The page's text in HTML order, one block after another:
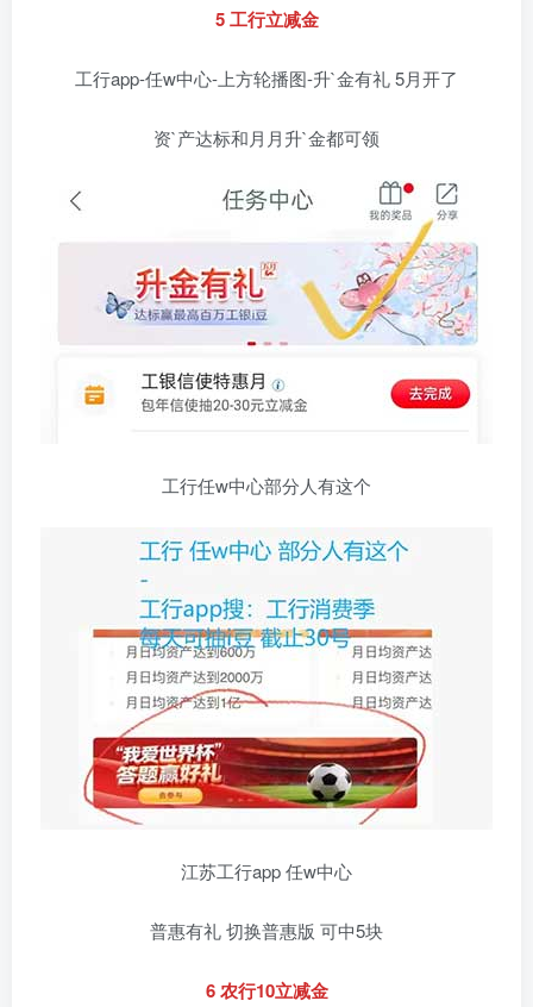
5 工行立减金
工行app-任w中心-上方轮播图-升`金有礼 5月开了
资`产达标和月月升`金都可领
工行任w中心部分人有这个
江苏工行app 任w中心
普惠有礼 切换普惠版 可中5块
6 农行10立减金